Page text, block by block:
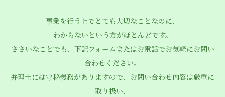
事業を行う上でとても大切なことなのに、
わからないという方がほとんどです。
ささいなことでも、下記フォームまたはお電話でお気軽にお問い
合わせください。
弁理士には守秘義務がありますので、お問い合わせ内容は厳重に
取り扱い、